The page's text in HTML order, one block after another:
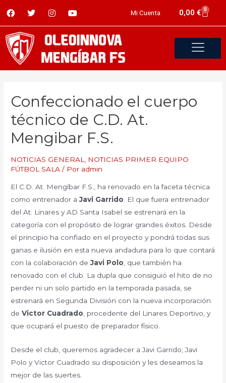
Mi Cuenta 0,00 € 0
Confeccionado el cuerpo
técnico de C.D. At.
Mengibar F.S.
NOTICIAS GENERAL
NOTICIAS PRIMER EQUIPO
FÚTBOL SALA / Por admin
El C.D. At. Mengíbar F.S., ha renovado en la faceta técnica
como entrenador aJavi Garrido. El que fuera entrenador
del At. Linares y AD Santa Isabel se estrenará en la
categoría con el propósito de lograr grandes éxitos. Desde
el principio ha confiado en el proyecto y pondrá todas sus
ganas e ilusión en esta nueva andadura para lo que contará
con la colaboración deJavi Polo, que también ha
renovado con el club. La dupla que consiguió el hito de no
perder ni un solo partido en la temporada pasada, se
estrenará en Segunda División con la nueva incorporación
deVictor Cuadrado, procedente del Linares Deportivo, y
que ocupará el puesto de preparador físico.
Desde el club, queremos agradecer a Javi Garrido, Javi
Polo y Victor Cuadrado su disposición y les deseamos la
mejor de las suertes.